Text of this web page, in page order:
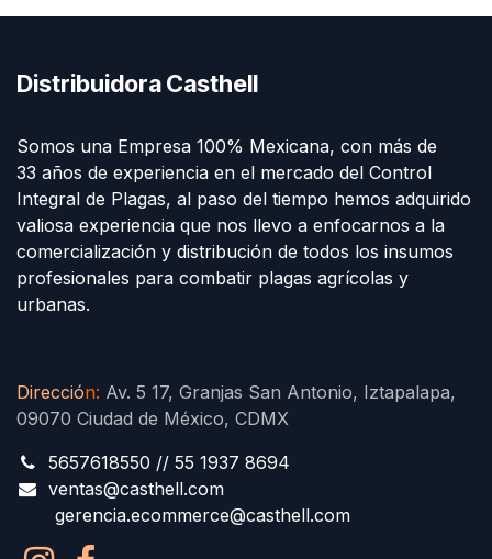
Distribuidora Casthell
Somos una Empresa 100% Mexicana, con más de
33 años de experiencia en el mercado del Control
Integral de Plagas, al paso del tiempo hemos adquirido
valiosa experiencia que nos llevo a enfocarnos a la
comercialización y distribución de todos los insumos
profesionales para combatir plagas agrícolas y
urbanas.
Dirección: Av. 5 17, Granjas San Antonio, Iztapalapa,
09070 Ciudad de México, CDMX
5657618550 // 55 1937 8694
ventas@casthell.com
gerencia.ecommerce@casthell.com